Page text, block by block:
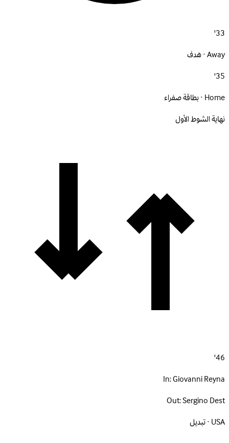
33'
Away · هدف
35'
Home · بطاقة صفراء
نهاية الشوط الأول
46'
In:Giovanni Reyna
Out:Sergino Dest
USA · تبديل